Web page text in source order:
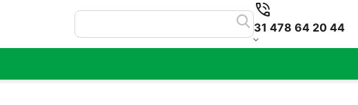
31 478 64 20 44